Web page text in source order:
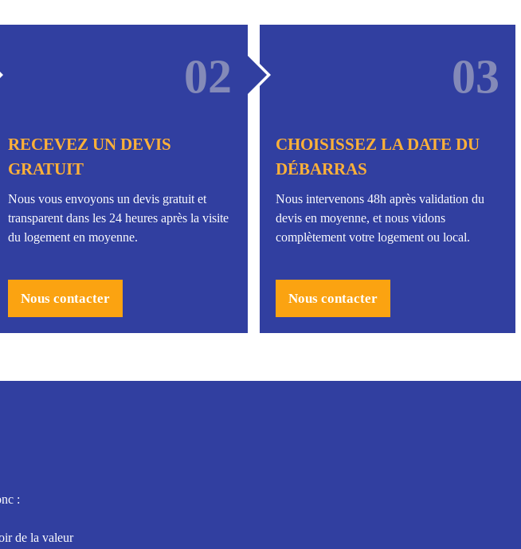
02
RECEVEZ UN DEVIS
GRATUIT
Nous vous envoyons un devis gratuit et
transparent dans les 24 heures après la visite
du logement en moyenne.
Nous contacter
03
CHOISISSEZ LA DATE DU
DÉBARRAS
Nous intervenons 48h après validation du
devis en moyenne, et nous vidons
complètement votre logement ou local.
Nous contacter
:
de la valeur